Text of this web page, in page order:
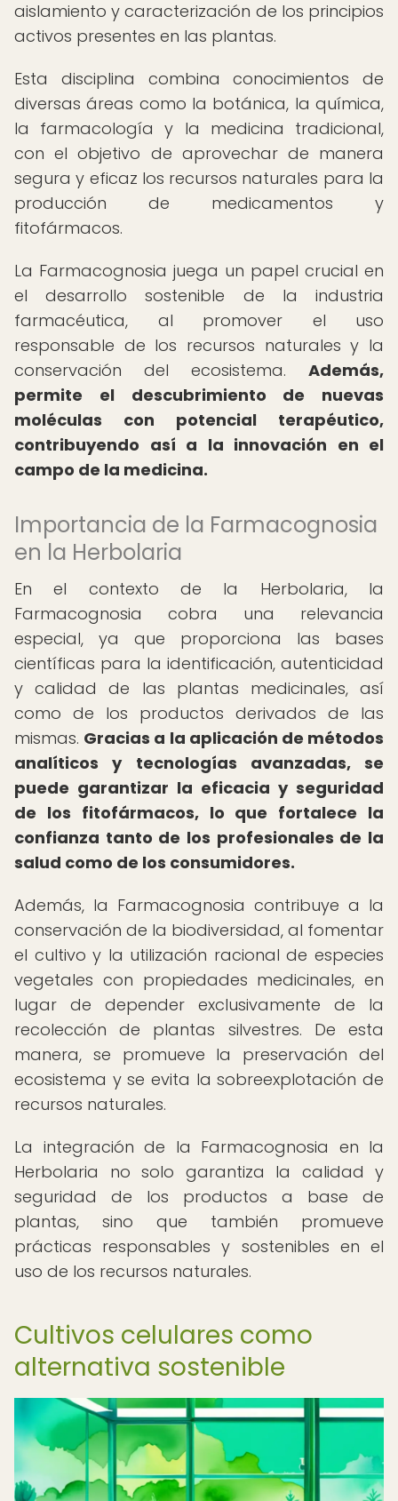
aislamiento y caracterización de los principios
activos presentes en las plantas.
Esta disciplina combina conocimientos de
diversas áreas como la botánica, la química,
la farmacología y la medicina tradicional,
con el objetivo de aprovechar de manera
segura y eficaz los recursos naturales para la
producción de medicamentos y
fitofármacos.
La Farmacognosia juega un papel crucial en
el desarrollo sostenible de la industria
farmacéutica, al promover el uso
responsable de los recursos naturales y la
conservación del ecosistema. Además,
permite el descubrimiento de nuevas
moléculas con potencial terapéutico,
contribuyendo así a la innovación en el
campo de la medicina.
Importancia de la Farmacognosia
en la Herbolaria
En el contexto de la Herbolaria, la
Farmacognosia cobra una relevancia
especial, ya que proporciona las bases
científicas para la identificación, autenticidad
y calidad de las plantas medicinales, así
como de los productos derivados de las
mismas. Gracias a la aplicación de métodos
analíticos y tecnologías avanzadas, se
puede garantizar la eficacia y seguridad
de los fitofármacos, lo que fortalece la
confianza tanto de los profesionales de la
salud como de los consumidores.
Además, la Farmacognosia contribuye a la
conservación de la biodiversidad, al fomentar
el cultivo y la utilización racional de especies
vegetales con propiedades medicinales, en
lugar de depender exclusivamente de la
recolección de plantas silvestres. De esta
manera, se promueve la preservación del
ecosistema y se evita la sobreexplotación de
recursos naturales.
La integración de la Farmacognosia en la
Herbolaria no solo garantiza la calidad y
seguridad de los productos a base de
plantas, sino que también promueve
prácticas responsables y sostenibles en el
uso de los recursos naturales.
Cultivos celulares como
alternativa sostenible